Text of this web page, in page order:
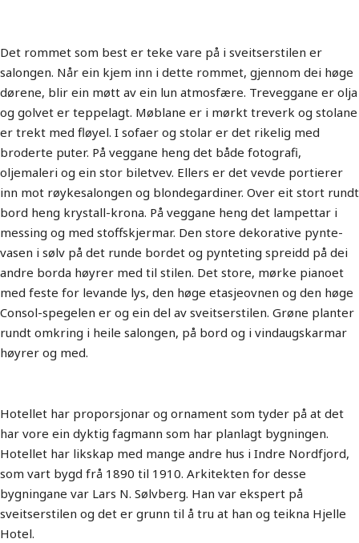
Det rommet som best er teke vare på i sveitserstilen er
salongen. Når ein kjem inn i dette rommet, gjennom dei høge
dørene, blir ein møtt av ein lun atmosfære. Treveggane er olja
og golvet er teppelagt. Møblane er i mørkt treverk og stolane
er trekt med fløyel. I sofaer og stolar er det rikelig med
broderte puter. På veggane heng det både fotografi,
oljemaleri og ein stor biletvev. Ellers er det vevde portierer
inn mot røykesalongen og blondegardiner. Over eit stort rundt
bord heng krystall-krona. På veggane heng det lampettar i
messing og med stoffskjermar. Den store dekorative pynte-
vasen i sølv på det runde bordet og pynteting spreidd på dei
andre borda høyrer med til stilen. Det store, mørke pianoet
med feste for levande lys, den høge etasjeovnen og den høge
Consol-spegelen er og ein del av sveitserstilen. Grøne planter
rundt omkring i heile salongen, på bord og i vindaugskarmar
høyrer og med.
Hotellet har proporsjonar og ornament som tyder på at det
har vore ein dyktig fagmann som har planlagt bygningen.
Hotellet har likskap med mange andre hus i Indre Nordfjord,
som vart bygd frå 1890 til 1910. Arkitekten for desse
bygningane var Lars N. Sølvberg. Han var ekspert på
sveitserstilen og det er grunn til å tru at han og teikna Hjelle
Hotel.